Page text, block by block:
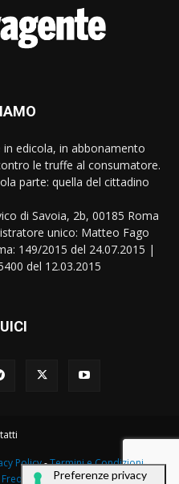
in edicola, in abbonamento
le truffe al consumatore.
parte: quella del cittadino
di Savoia, 2b, 00185 Roma
unico: Matteo Fago
149/2015 del 24.07.2015 |
del 12.03.2015
Policy-Termini e Condizioni-